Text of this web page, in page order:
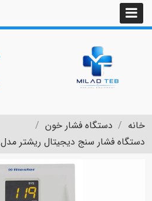
خانه
دستگاه فشار خون
دستگاه فشار سنج دیجیتال ریشتر مدل 1784